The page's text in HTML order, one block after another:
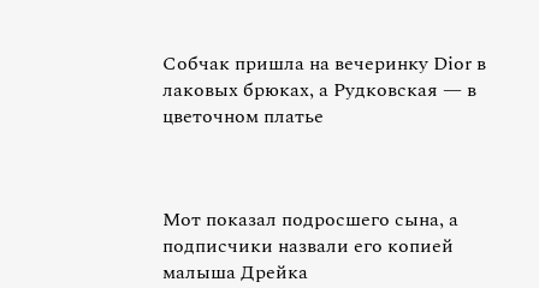
Собчак пришла на вечеринку Dior в
лаковых брюках, а Рудковская — в
цветочном платье
Мот показал подросшего сына, а
подписчики назвали его копией
малыша Дрейка